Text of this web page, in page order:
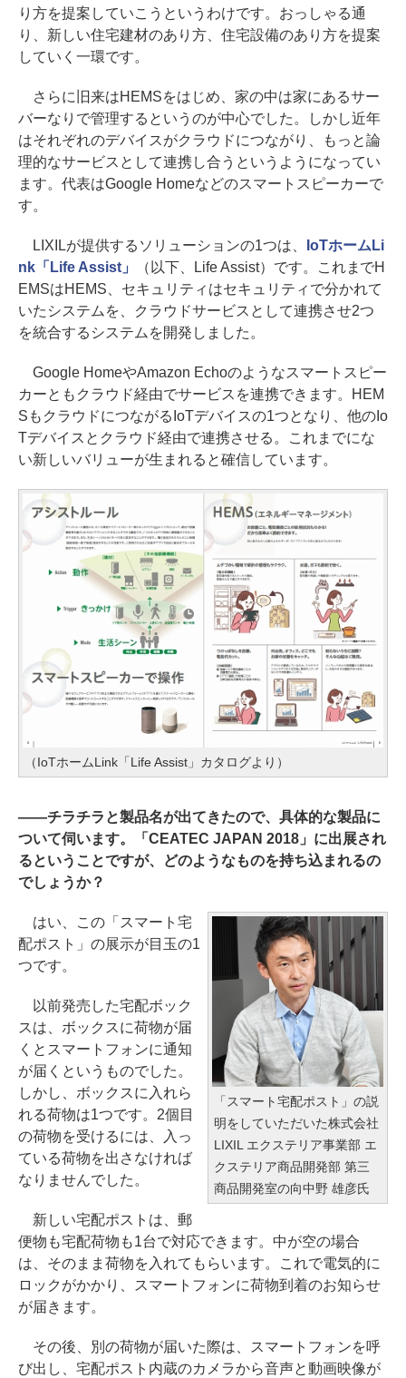
り方を提案していこうというわけです。おっしゃる通
り、新しい住宅建材のあり方、住宅設備のあり方を提案
していく一環です。
さらに旧来はHEMSをはじめ、家の中は家にあるサー
バーなりで管理するというのが中心でした。しかし近年
はそれぞれのデバイスがクラウドにつながり、もっと論
理的なサービスとして連携し合うというようになってい
ます。代表はGoogle Homeなどのスマートスピーカーで
す。
LIXILが提供するソリューションの1つは、
IoTホームLi
nk「Life Assist」
（以下、Life Assist）です。これまでH
EMSはHEMS、セキュリティはセキュリティで分かれて
いたシステムを、クラウドサービスとして連携させ2つ
を統合するシステムを開発しました。
Google HomeやAmazon Echoのようなスマートスピー
カーともクラウド経由でサービスを連携できます。HEM
SもクラウドにつながるIoTデバイスの1つとなり、他のIo
Tデバイスとクラウド経由で連携させる。これまでにな
い新しいバリューが生まれると確信しています。
（IoTホームLink「Life Assist」カタログより）
――チラチラと製品名が出てきたので、具体的な製品に
ついて伺います。「CEATEC JAPAN 2018」に出展され
るということですが、どのようなものを持ち込まれるの
でしょうか？
「スマート宅配ポスト」の説
明をしていただいた株式会社
LIXIL エクステリア事業部 エ
クステリア商品開発部 第三
商品開発室の向中野 雄彦氏
はい、この「スマート宅
配ポスト」の展示が目玉の1
つです。
以前発売した宅配ボック
スは、ボックスに荷物が届
くとスマートフォンに通知
が届くというものでした。
しかし、ボックスに入れら
れる荷物は1つです。2個目
の荷物を受けるには、入っ
ている荷物を出さなければ
なりませんでした。
新しい宅配ポストは、郵
便物も宅配荷物も1台で対応できます。中が空の場合
は、そのまま荷物を入れてもらいます。これで電気的に
ロックがかかり、スマートフォンに荷物到着のお知らせ
が届きます。
その後、別の荷物が届いた際は、スマートフォンを呼
び出し、宅配ポスト内蔵のカメラから音声と動画映像が